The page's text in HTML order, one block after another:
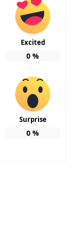
Excited
0 %
Surprise
0 %